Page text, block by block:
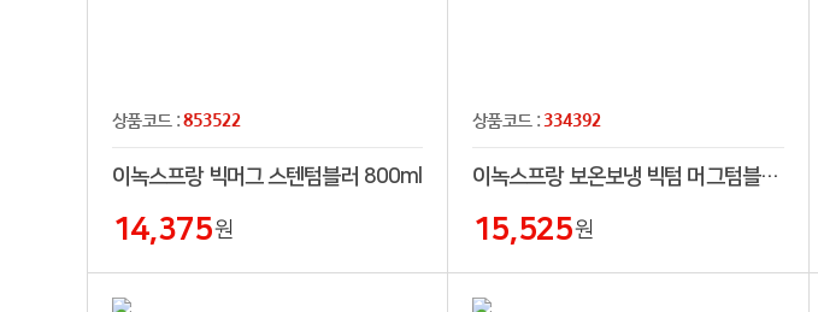
상품코드 :853522
이녹스프랑 빅머그 스텐텀블러 800ml
14,375원
상품코드 : 334392
이녹스프랑 보온보냉 빅텀 머그텀블러 1160ml
15,525원